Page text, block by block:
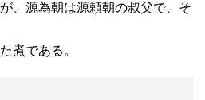
、源為朝は源頼朝の叔父で、そ
煮である。